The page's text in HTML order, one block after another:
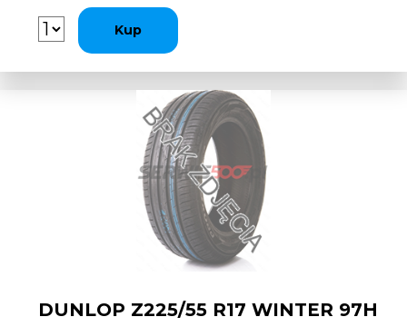
Kup
DUNLOP Z225/55 R17 WINTER 97H